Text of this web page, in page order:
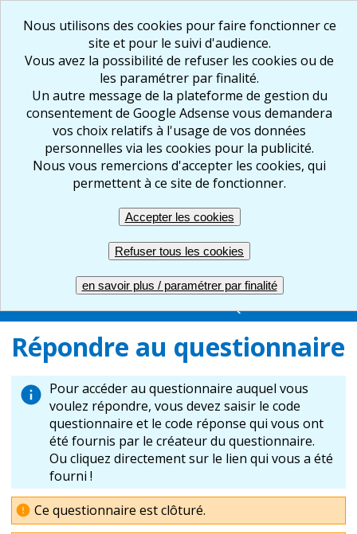
Nous utilisons des cookies pour faire fonctionner ce
site et pour le suivi d'audience.
Vous avez la possibilité de refuser les cookies ou de
les paramétrer par finalité.
Un autre message de la plateforme de gestion du
consentement de Google Adsense vous demandera
vos choix relatifs à l'usage de vos données
personnelles via les cookies pour la publicité.
Nous vous remercions d'accepter les cookies, qui
permettent à ce site de fonctionner.
Accepter les cookies
Refuser tous les cookies
en savoir plus / paramétrer par finalité
CREER REPONDRE
RESULTATS
GERER
COMPTE PRO UNE QUESTION ?
Répondre au questionnaire
Pour accéder au questionnaire auquel vous
voulez répondre, vous devez saisir le code
questionnaire et le code réponse qui vous ont
été fournis par le créateur du questionnaire.
Ou cliquez directement sur le lien qui vous a été
fourni !
Ce questionnaire est clôturé.